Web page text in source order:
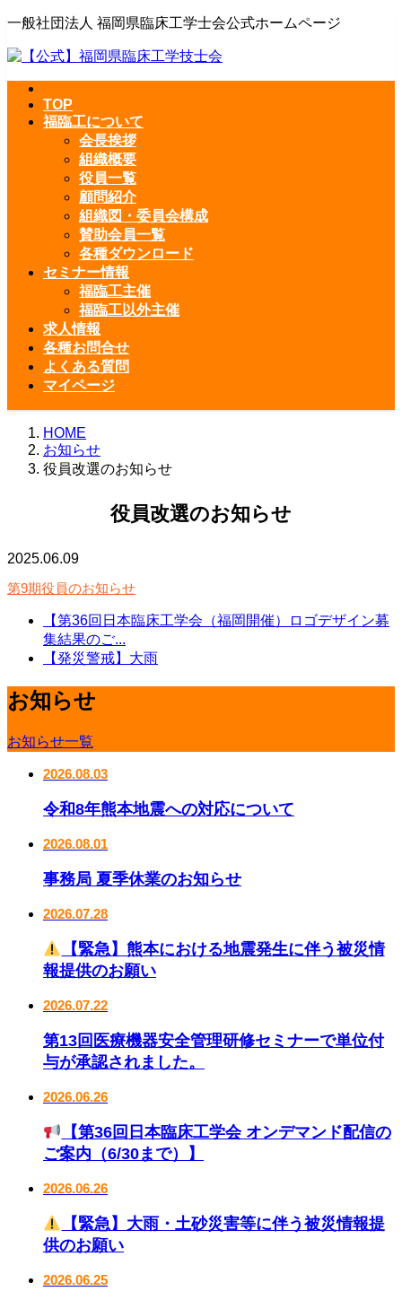
一般社団法人 福岡県臨床工学士会公式ホームページ
TOP
福臨工について
会長挨拶
組織概要
役員一覧
顧問紹介
組織図・委員会構成
賛助会員一覧
各種ダウンロード
セミナー情報
福臨工主催
福臨工以外主催
求人情報
各種お問合せ
よくある質問
マイページ
HOME
お知らせ
役員改選のお知らせ
役員改選のお知らせ
2025.06.09
第9期役員のお知らせ
【第36回日本臨床工学会（福岡開催）ロゴデザイン募
集結果のご...
【発災警戒】大雨
お知らせ
お知らせ一覧
2026.08.03
令和8年熊本地震への対応について
2026.08.01
事務局 夏季休業のお知らせ
2026.07.28
【緊急】熊本における地震発生に伴う被災情
報提供のお願い
2026.07.22
第13回医療機器安全管理研修セミナーで単位付
与が承認されました。
2026.06.26
【第36回日本臨床工学会 オンデマンド配信の
ご案内（6/30まで）】
2026.06.26
【緊急】大雨・土砂災害等に伴う被災情報提
供のお願い
2026.06.25